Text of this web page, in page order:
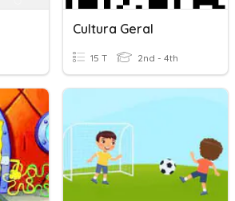
Cultura Geral
15 T 2nd - 4th